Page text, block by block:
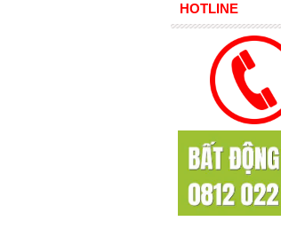
HOTLINE